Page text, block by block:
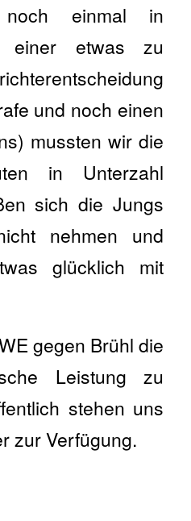
einmal in
einer etwas zu
und noch einen
mussten wir die
in Unterzahl
sich die Jungs
nehmen und
glücklich mit
gegen Brühl die
Leistung zu
stehen uns
zur Verfügung.